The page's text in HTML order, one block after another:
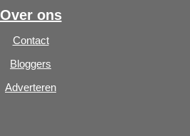
Over ons
Contact
Bloggers
Adverteren